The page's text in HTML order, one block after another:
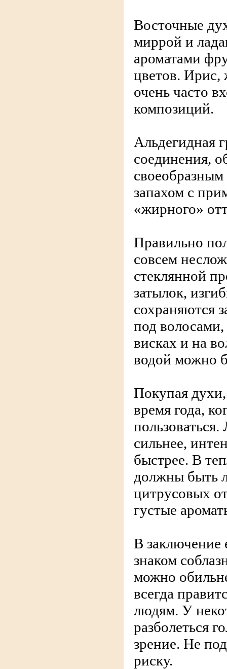
Восточные
миррой и
ароматами
цветов. Ирис,
очень часто
композиций.
Альдегидная
соединения,
запахом с
«жирного»
Правильно
совсем
стеклянной
затылок,
сохраняются
под волосами,
висках и на
водой можно
Покупая
время года,
сильнее,
быстрее. В
должны быть
цитрусовых
густые
В заключение
знаком
можно
всегда
людям. У
разболеться
зрение. Не
риску.